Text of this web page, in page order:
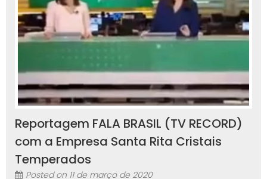
Reportagem FALA BRASIL (TV RECORD)
com a Empresa Santa Rita Cristais
Temperados
Posted on 11 de março de 2020